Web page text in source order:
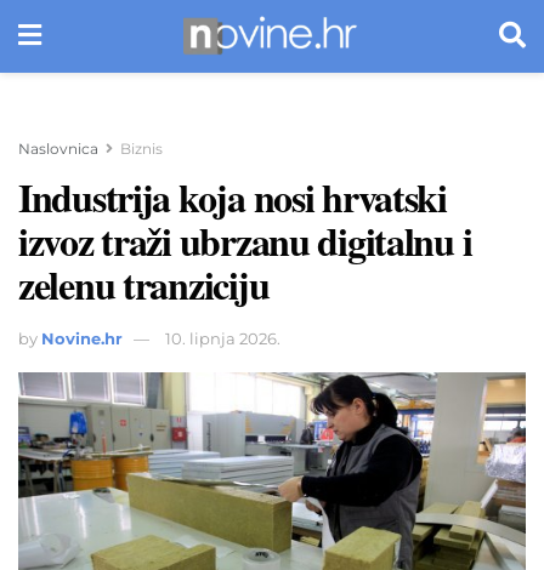
Naslovnica Biznis
Industrija koja nosi hrvatski
izvoz traži ubrzanu digitalnu i
zelenu tranziciju
by Novine.hr 10. lipnja 2026.